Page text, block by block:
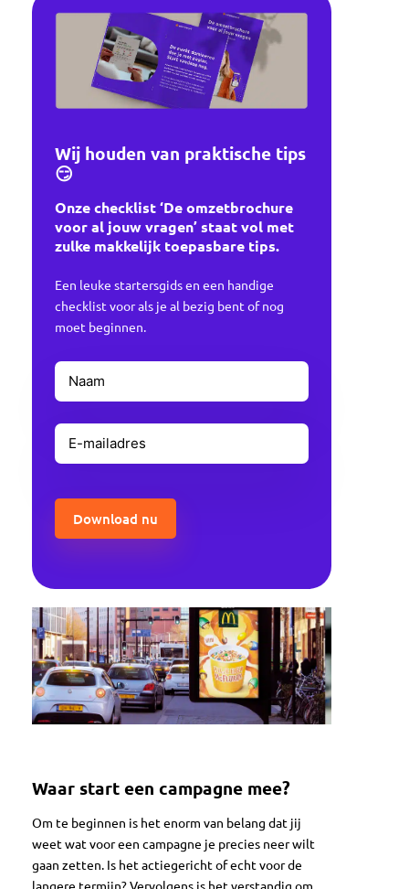
Wij houden van praktische tips
😏
Onze checklist ‘De omzetbrochure
voor al jouw vragen’ staat vol met
zulke makkelijk toepasbare tips.
Een leuke startersgids en een handige
checklist voor als je al bezig bent of nog
moet beginnen.
Naam
Voornaam
E-
mailadres
Waar start een campagne mee?
Om te beginnen is het enorm van belang dat jij
weet wat voor een campagne je precies neer wilt
gaan zetten. Is het actiegericht of echt voor de
langere termijn? Vervolgens is het verstandig om